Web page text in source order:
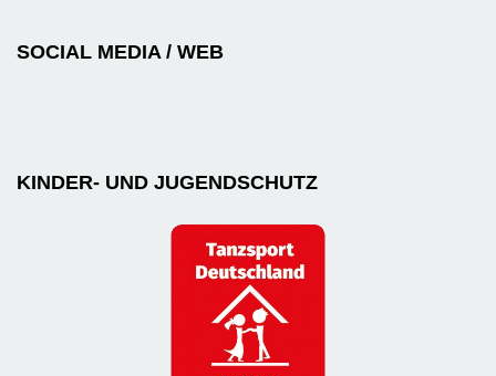
SOCIAL MEDIA / WEB
KINDER- UND JUGENDSCHUTZ